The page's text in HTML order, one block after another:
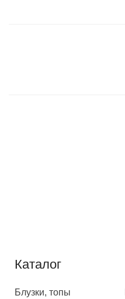
Каталог
Блузки, топы